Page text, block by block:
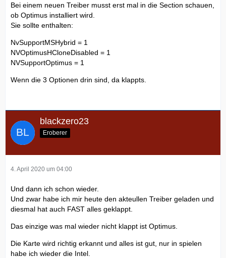
Bei einem neuen Treiber musst erst mal in die Section schauen,
ob Optimus installiert wird.
Sie sollte enthalten:
NvSupportMSHybrid = 1
NVOptimusHCloneDisabled = 1
NVSupportOptimus = 1
Wenn die 3 Optionen drin sind, da klappts.
blackzero23
Eroberer
4. April 2020 um 04:00
Und dann ich schon wieder.
Und zwar habe ich mir heute den akteullen Treiber geladen und
diesmal hat auch FAST alles geklappt.
Das einzige was mal wieder nicht klappt ist Optimus.
Die Karte wird richtig erkannt und alles ist gut, nur in spielen
habe ich wieder die Intel.